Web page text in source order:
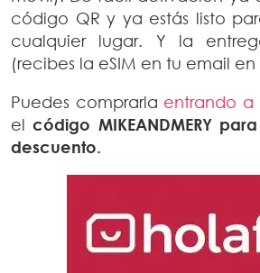
código QR y ya estás listo
cualquier lugar. Y la
(recibes la eSIM en tu email en
Puedes comprarla entrando a
elcódigo MIKEANDMERY
descuento.